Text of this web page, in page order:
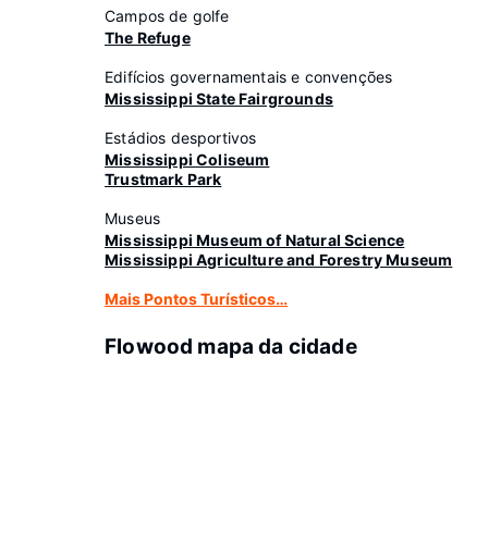
Campos de golfe
The Refuge
Edifícios governamentais e convenções
Mississippi State Fairgrounds
Estádios desportivos
Mississippi Coliseum
Trustmark Park
Museus
Mississippi Museum of Natural Science
Mississippi Agriculture and Forestry Museum
Mais Pontos Turísticos…
Flowood mapa da cidade